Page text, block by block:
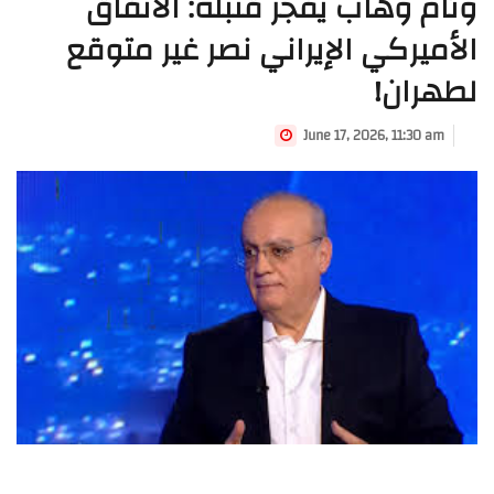
الأميركي الإيراني نصر غير متوقع
لطهران!
June 17, 2026, 11:30 am